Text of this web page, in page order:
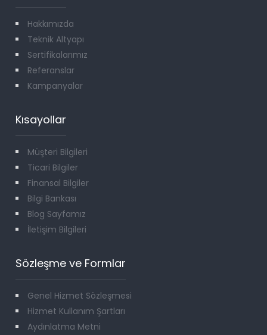
Hakkımızda
Teknik Altyapı
Sertifikalarımız
Referanslar
Kampanyalar
Kısayollar
Müşteri Bilgileri
Ticari Bilgiler
Finansal Bilgiler
Bilgi Bankası
Blog Sayfamız
İletişim Bilgileri
Sözleşme ve Formlar
Genel Hizmet Sözleşmesi
Hizmet Kullanım Şartları
Aydınlatma Metni